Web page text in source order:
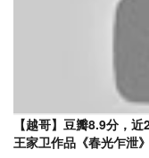
【越哥】豆瓣8.9分，
王家卫作品《春光乍泄》